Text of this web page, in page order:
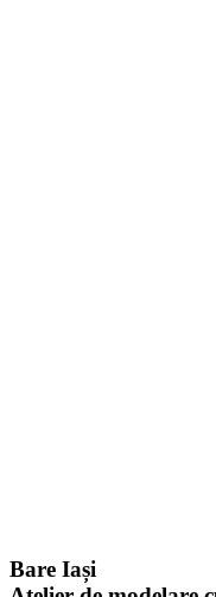
Bare Iași